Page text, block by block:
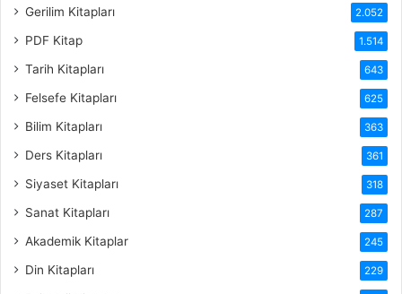
Gerilim Kitapları 2.052
PDF Kitap 1.514
Tarih Kitapları 643
Felsefe Kitapları 625
Bilim Kitapları 363
Ders Kitapları 361
Siyaset Kitapları 318
Sanat Kitapları 287
Akademik Kitaplar 245
Din Kitapları 229